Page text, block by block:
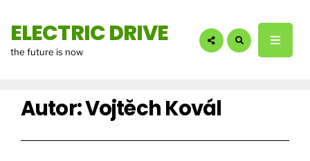
ELECTRIC DRIVE
the future is now
Autor:Vojtěch Kovál